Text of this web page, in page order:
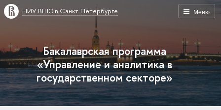
Меню
НИУ ВШЭ в Санкт-Петербурге
Бакалаврская программа
«Управление и аналитика в
государственном секторе»